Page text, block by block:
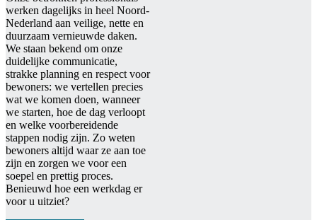
werken dagelijks in heel Noord-
Nederland aan veilige, nette en
duurzaam vernieuwde daken.
We staan bekend om onze
duidelijke communicatie,
strakke planning en respect voor
bewoners: we vertellen precies
wat we komen doen, wanneer
we starten, hoe de dag verloopt
en welke voorbereidende
stappen nodig zijn. Zo weten
bewoners altijd waar ze aan toe
zijn en zorgen we voor een
soepel en prettig proces.
Benieuwd hoe een werkdag er
voor u uitziet?